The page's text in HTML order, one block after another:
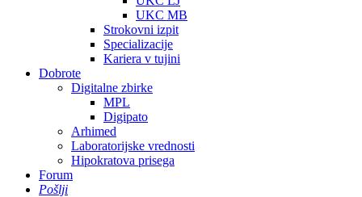
UKC MB
Strokovni izpit
Specializacije
Kariera v tujini
Dobrote
Digitalne zbirke
MPL
Digipato
Arhimed
Laboratorijske vrednosti
Hipokratova prisega
Forum
Pošlji